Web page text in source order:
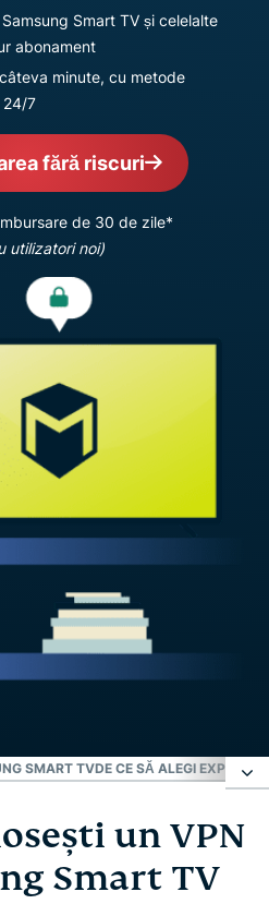
Smart TV și celelalte
abonament
minute, cu metode
24/7
fără riscuri
de 30 de zile*
utilizatori noi)
SMART TVDE CE SĂ ALEGI
pe Samsung Smart TV
pe Samsung Smart
un VPN
Smart TV